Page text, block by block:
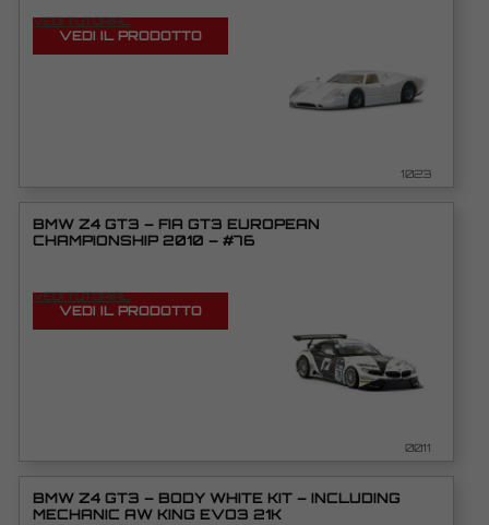
VEDI TUTORIAL
VEDI IL PRODOTTO
1023
BMW Z4 GT3 – FIA GT3 EUROPEAN
CHAMPIONSHIP 2010 – #76
VEDI TUTORIAL
VEDI IL PRODOTTO
0011
BMW Z4 GT3 – BODY WHITE KIT – INCLUDING
MECHANIC AW KING EVO3 21K